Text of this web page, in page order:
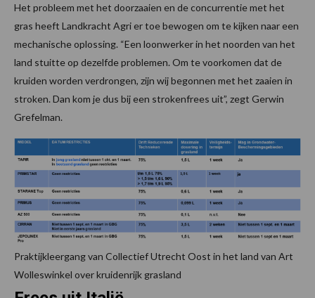
Het probleem met het doorzaaien en de concurrentie met het
gras heeft Landkracht Agri er toe bewogen om te kijken naar een
mechanische oplossing. “Een loonwerker in het noorden van het
land stuitte op dezelfde problemen. Om te voorkomen dat de
kruiden worden verdrongen, zijn wij begonnen met het zaaien in
stroken. Dan kom je dus bij een strokenfrees uit”, zegt Gerwin
Grefelman.
Praktijkleergang van Collectief Utrecht Oost in het land van Art
Wolleswinkel over kruidenrijk grasland